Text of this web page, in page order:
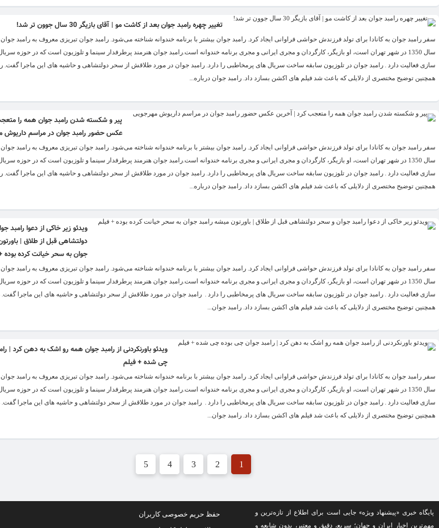
تغییر چهره رامبد جوان بعد از کاشت مو | آقای بازیگر 30 سال جوون تر شد!
سال 1350 در شهر تهران است، او بازیگر، کارگردان و مجری ایرانی و مجری برنامه خندوانه است.رامبد جوان هنرمند پرطرفدار سینما و تلوزیون است که در حوزه
سازی فعالیت دارد . رامبد جوان در تلوزیون سابقه ساخت سریال های پرمخاطبی را دارد. رامبد جوان در مورد طلاقش از سحر دولتشاهی و حاشیه های این ماجرا گفت.
همچنین توضیح مختصری از دلایلی که باعث شد فیلم های اکشن بسازد داد. رامبد جوان درباره...
پیر و شکسته شدن رامبد جوان همه را
عکس حضور رامبد جوان در مراسم داریوش
سال 1350 در شهر تهران است، او بازیگر، کارگردان و مجری ایرانی و مجری برنامه خندوانه است.رامبد جوان هنرمند پرطرفدار سینما و تلوزیون است که در حوزه
سازی فعالیت دارد . رامبد جوان در تلوزیون سابقه ساخت سریال های پرمخاطبی را دارد. رامبد جوان در مورد طلاقش از سحر دولتشاهی و حاشیه های این ماجرا گفت.
همچنین توضیح مختصری از دلایلی که باعث شد فیلم های اکشن بسازد داد. رامبد جوان درباره...
ویدئو زیر خاکی از دعوا رامبد
دولتشاهی قبل از طلاق |
جوان به سحر خیانت کرده بوده
سال 1350 در شهر تهران است، او بازیگر، کارگردان و مجری ایرانی و مجری برنامه خندوانه است.رامبد جوان هنرمند پرطرفدار سینما و تلوزیون است که در حوزه
سازی فعالیت دارد . رامبد جوان در تلوزیون سابقه ساخت سریال های پرمخاطبی را دارد . رامبد جوان در مورد طلاقش از سحر دولتشاهی و حاشیه های این ماجرا گفت.
همچنین توضیح مختصری از دلایلی که باعث شد فیلم های اکشن بسازد داد. رامبد جوان...
ویدئو باورنکردنی از رامبد جوان همه رو اشک به دهن کرد |
چی شده + فیلم
سال 1350 در شهر تهران است، او بازیگر، کارگردان و مجری ایرانی و مجری برنامه خندوانه است.رامبد جوان هنرمند پرطرفدار سینما و تلوزیون است که در حوزه
سازی فعالیت دارد . رامبد جوان در تلوزیون سابقه ساخت سریال های پرمخاطبی را دارد . رامبد جوان در مورد طلاقش از سحر دولتشاهی و حاشیه های این ماجرا گفت.
همچنین توضیح مختصری از دلایلی که باعث شد فیلم های اکشن بسازد داد. رامبد جوان...
1
2
3
4
5
پایگاه خبری «پیشنهاد ویژه» جایی است برای اطلاع از تازه‌ترین و
مهم‌ترین اخبار ایران و جهان؛ سریع، دقیق و معتبر، بدون شایعه و
حفظ حریم خصوصی کاربران